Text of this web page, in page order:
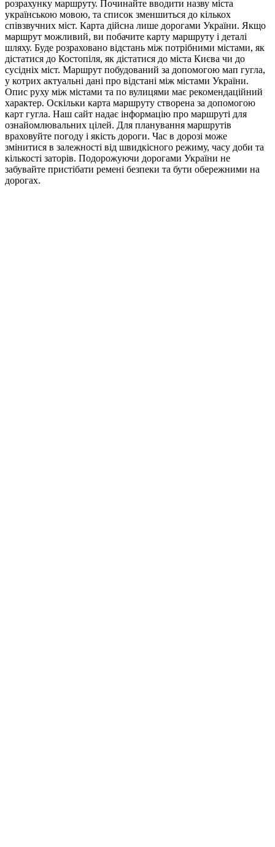
розрахунку маршруту. Починайте вводити назву міста
українською мовою, та список зменшиться до кількох
співзвучних міст. Карта дійсна лише дорогами України. Якщо
маршрут можливий, ви побачите карту маршруту і деталі
шляху. Буде розраховано відстань між потрібними містами, як
дістатися до Костопіля, як дістатися до міста Києва чи до
сусідніх міст. Маршрут побудований за допомогою мап гугла,
у котрих актуальні дані про відстані між містами України.
Опис руху між містами та по вулицями має рекомендаційний
характер. Оскільки карта маршруту створена за допомогою
карт гугла. Наш сайт надає інформацію про маршруті для
ознайомлювальних цілей. Для планування маршрутів
враховуйте погоду і якість дороги. Час в дорозі може
змінитися в залежності від швидкісного режиму, часу доби та
кількості заторів. Подорожуючи дорогами України не
забувайте пристібати ремені безпеки та бути обережними на
дорогах.